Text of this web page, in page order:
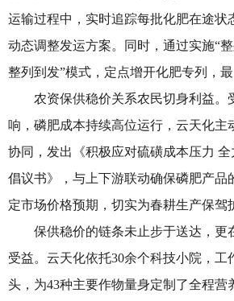
运输过程中，实时追踪每批化肥在途状
动态调整发运方案。同时，通过实施“整
整列到发”模式，定点增开化肥专列，最
农资保供稳价关系农民切身利益。
响，磷肥成本持续高位运行，云天化主
协同，发出《积极应对硫磺成本压力
倡议书》，与上下游联动确保磷肥产品
定市场价格预期，切实为春耕生产保驾
保供稳价的链条未止步于送达，更
受益。云天化依托30余个科技小院，工
头，为43种主要作物量身定制了全程营